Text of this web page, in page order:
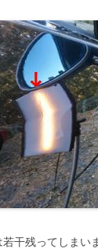
干残ってしま